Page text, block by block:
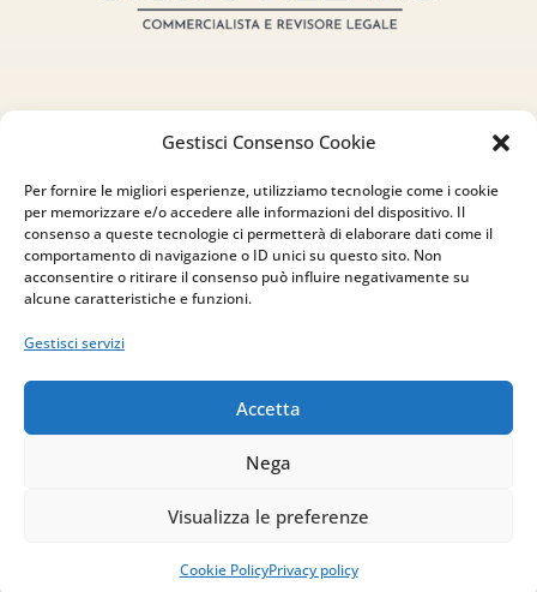
Gestisci Consenso Cookie
Per fornire le migliori esperienze, utilizziamo tecnologie come i cookie
per memorizzare e/o accedere alle informazioni del dispositivo. Il
consenso a queste tecnologie ci permetterà di elaborare dati come il
comportamento di navigazione o ID unici su questo sito. Non
acconsentire o ritirare il consenso può influire negativamente su
alcune caratteristiche e funzioni.
Gestisci servizi
Accetta
Nega
Visualizza le preferenze
Cookie PolicyPrivacy policy
Indirizzo
via Sant’Alessio, 5
83030 Venticano (AV)
P.IVA
NEWSLETTER